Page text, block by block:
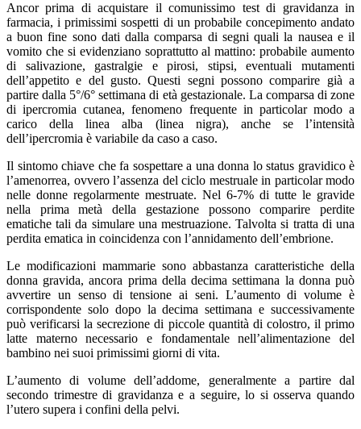
Ancor prima di acquistare il comunissimo test di gravidanza in
farmacia, i primissimi sospetti di un probabile concepimento andato
a buon fine sono dati dalla comparsa di segni quali la nausea e il
vomito che si evidenziano soprattutto al mattino: probabile aumento
di salivazione, gastralgie e pirosi, stipsi, eventuali mutamenti
dell’appetito e del gusto. Questi segni possono comparire già a
partire dalla 5°/6° settimana di età gestazionale. La comparsa di zone
di ipercromia cutanea, fenomeno frequente in particolar modo a
carico della linea alba (linea nigra), anche se l’intensità
dell’ipercromia è variabile da caso a caso.
Il sintomo chiave che fa sospettare a una donna lo status gravidico è
l’amenorrea, ovvero l’assenza del ciclo mestruale in particolar modo
nelle donne regolarmente mestruate. Nel 6-7% di tutte le gravide
nella prima metà della gestazione possono comparire perdite
ematiche tali da simulare una mestruazione. Talvolta si tratta di una
perdita ematica in coincidenza con l’annidamento dell’embrione.
Le modificazioni mammarie sono abbastanza caratteristiche della
donna gravida, ancora prima della decima settimana la donna può
avvertire un senso di tensione ai seni. L’aumento di volume è
corrispondente solo dopo la decima settimana e successivamente
può verificarsi la secrezione di piccole quantità di colostro, il primo
latte materno necessario e fondamentale nell’alimentazione del
bambino nei suoi primissimi giorni di vita.
L’aumento di volume dell’addome, generalmente a partire dal
secondo trimestre di gravidanza e a seguire, lo si osserva quando
l’utero supera i confini della pelvi.